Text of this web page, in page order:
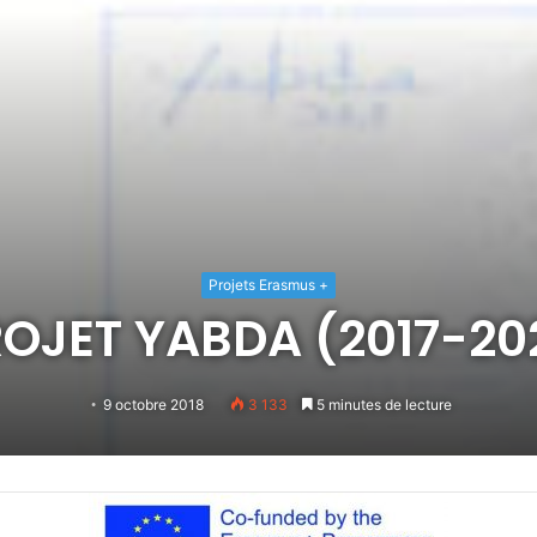
Projets Erasmus +
YABDA (2017-
9 octobre 2018 3 133 5 minutes de lecture